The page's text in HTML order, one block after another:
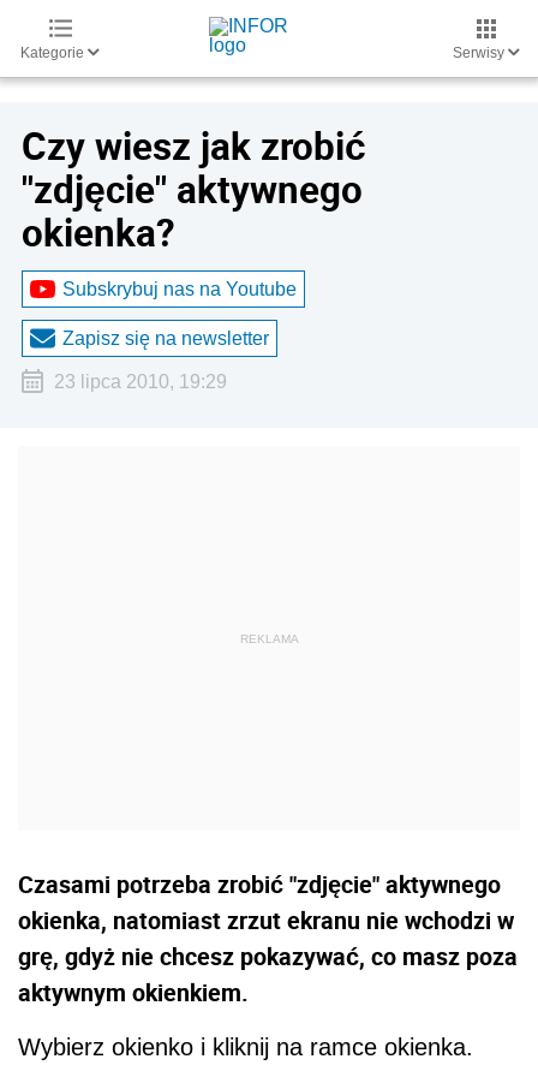
Kategorie Serwisy
Czy wiesz jak zrobić
"zdjęcie" aktywnego
okienka?
Subskrybuj nas na Youtube
Zapisz się na newsletter
23 lipca 2010, 19:29
Czasami potrzeba zrobić "zdjęcie" aktywnego
okienka, natomiast zrzut ekranu nie wchodzi w
grę, gdyż nie chcesz pokazywać, co masz poza
aktywnym okienkiem.
Wybierz okienko i kliknij na ramce okienka.